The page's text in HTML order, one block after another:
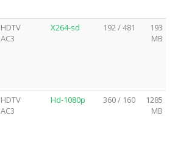
HDTV
AC3
X264-sd 192 / 481
193
MB
HDTV
AC3
Hd-1080p 360 / 160
1285
MB